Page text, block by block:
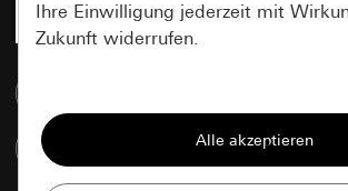
Artikel vergleichen
Ihre Einwilligung jederzeit mit
Zukunft widerrufen.
Alle Cookies, die wir benötigen um
Seite anzeigen zu können.